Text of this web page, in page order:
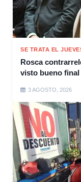
SE TRATA EL
Rosca
visto bueno final
3 AGOSTO, 2026